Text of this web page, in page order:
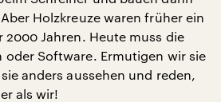
Holzkreuze waren früher ein
2000 Jahren. Heute muss die
oder Software. Ermutigen wir sie
anders aussehen und reden,
als wir!